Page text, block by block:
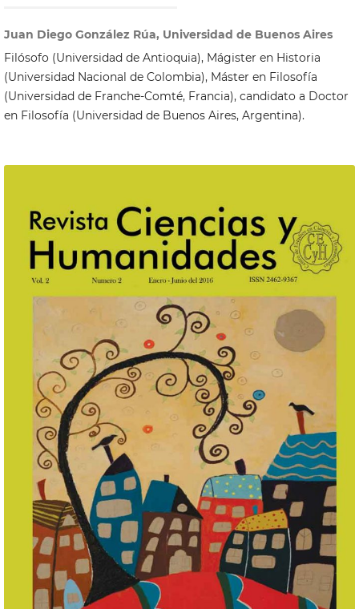
Juan Diego González Rúa, Universidad de Buenos Aires
Filósofo (Universidad de Antioquia), Mágister en Historia
(Universidad Nacional de Colombia), Máster en Filosofía
(Universidad de Franche-Comté, Francia), candidato a Doctor
en Filosofía (Universidad de Buenos Aires, Argentina).